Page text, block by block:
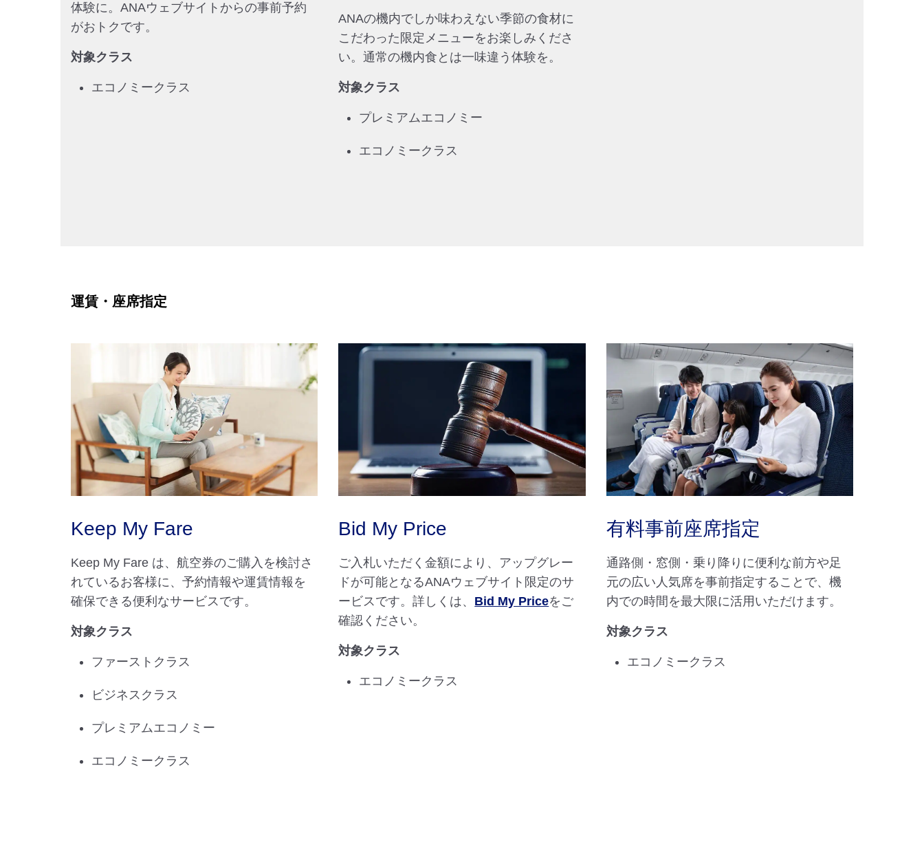
体験に。ANAウェブサイトからの事前予約
がおトクです。
対象クラス
エコノミークラス
ANAの機内でしか味わえない季節の食材に
こだわった限定メニューをお楽しみくださ
い。通常の機内食とは一味違う体験を。
対象クラス
プレミアムエコノミー
エコノミークラス
運賃・座席指定
Keep My Fare
Keep My Fare は、航空券のご購入を検討さ
れているお客様に、予約情報や運賃情報を
確保できる便利なサービスです。
対象クラス
ファーストクラス
ビジネスクラス
プレミアムエコノミー
エコノミークラス
Bid My Price
ご入札いただく金額により、アップグレー
ドが可能となるANAウェブサイト限定のサ
ービスです。詳しくは、 Bid My Priceをご
確認ください。
対象クラス
エコノミークラス
有料事前座席指定
通路側・窓側・乗り降りに便利な前方や足
元の広い人気席を事前指定することで、機
内での時間を最大限に活用いただけます。
対象クラス
エコノミークラス